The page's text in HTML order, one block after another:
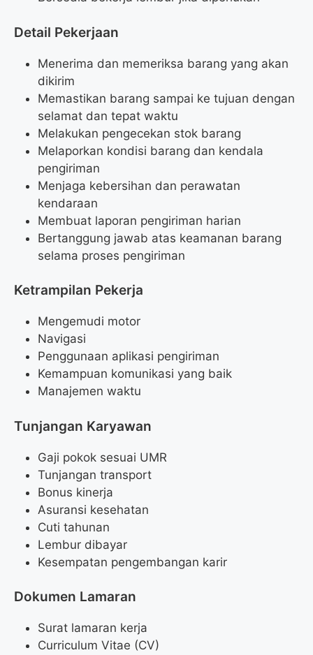
Detail Pekerjaan
Menerima dan memeriksa barang yang akan
dikirim
Memastikan barang sampai ke tujuan dengan
selamat dan tepat waktu
Melakukan pengecekan stok barang
Melaporkan kondisi barang dan kendala
pengiriman
Menjaga kebersihan dan perawatan
kendaraan
Membuat laporan pengiriman harian
Bertanggung jawab atas keamanan barang
selama proses pengiriman
Ketrampilan Pekerja
Mengemudi motor
Navigasi
Penggunaan aplikasi pengiriman
Kemampuan komunikasi yang baik
Manajemen waktu
Tunjangan Karyawan
Gaji pokok sesuai UMR
Tunjangan transport
Bonus kinerja
Asuransi kesehatan
Cuti tahunan
Lembur dibayar
Kesempatan pengembangan karir
Dokumen Lamaran
Surat lamaran kerja
Curriculum Vitae (CV)